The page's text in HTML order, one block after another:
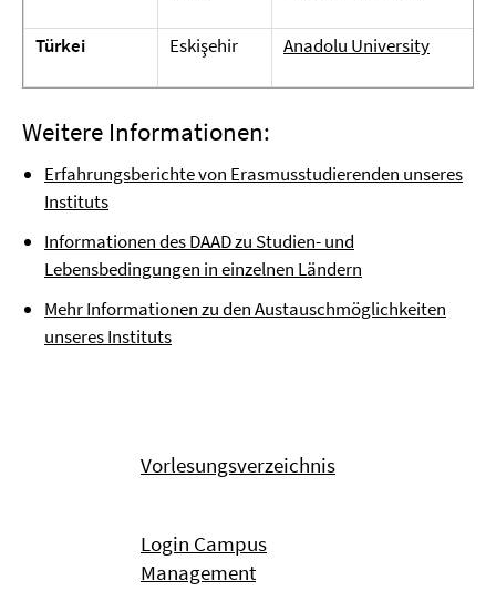
Türkei Eskişehir Anadolu University
Weitere Informationen:
Erfahrungsberichte von Erasmusstudierenden unseres
Instituts
Informationen des DAAD zu Studien- und
Lebensbedingungen in einzelnen Ländern
Mehr Informationen zu den Austauschmöglichkeiten
unseres Instituts
Vorlesungsverzeichnis
Login Campus
Management